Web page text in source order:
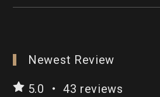
Newest Review
5.0 ・ 43 reviews